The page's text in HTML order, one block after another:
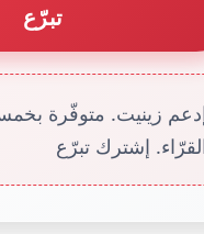
تبرّع
زينيت. متوفّرة
إشترك تبرّع